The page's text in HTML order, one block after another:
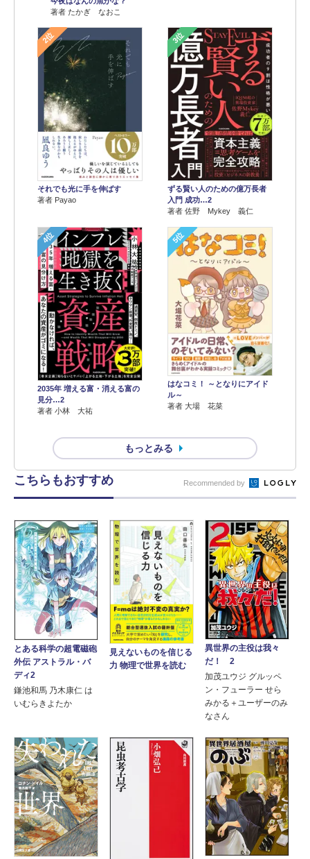
著者 たかぎ なおこ
2位
それでも光に手を伸ばす
著者 Payao
3位
ずる賢い人のための億万長者
入門 成功…2
著者 佐野 Mykey 義仁
4位
2035年 増える富・消える富の
見分…2
著者 小林 大祐
5位
はなコミ！ ～となりにアイド
ル～
著者 大場 花菜
もっとみる
こちらもおすすめ Recommended by
とある科学の超電磁砲
外伝 アストラル・バ
ディ2
鎌池和馬 乃木康仁 は
いむらきよたか
見えないものを信じる
力 物理で世界を読む
異世界の主役は我々
だ！ 2
加茂ユウジ グルッペ
ン・フューラー せら
みかる＋ユーザーのみ
なさん